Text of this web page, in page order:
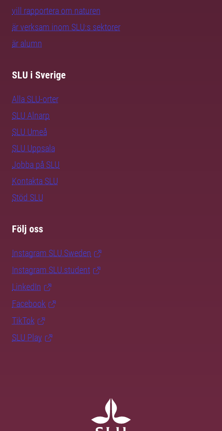
vill rapportera om naturen
är verksam inom SLU:s sektorer
är alumn
SLU i Sverige
Alla SLU-orter
SLU Alnarp
SLU Umeå
SLU Uppsala
Jobba på SLU
Kontakta SLU
Stöd SLU
Följ oss
Instagram SLU.Sweden
Instagram SLU.student
LinkedIn
Facebook
TikTok
SLU Play